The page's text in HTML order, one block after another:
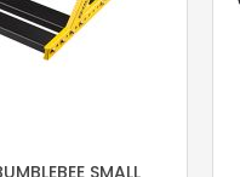
SMALL